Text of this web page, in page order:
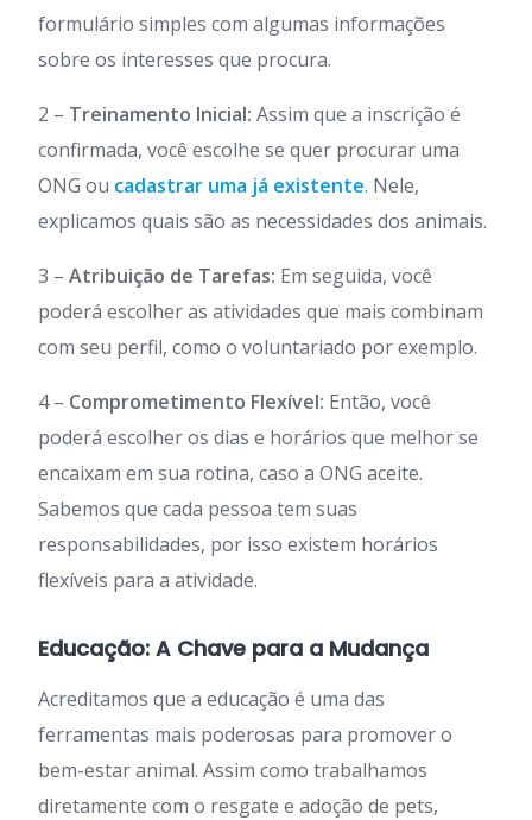
formulário simples com algumas informações
sobre os interesses que procura.
2 – Treinamento Inicial: Assim que a inscrição é
confirmada, você escolhe se quer procurar uma
ONG ou cadastrar uma já existente. Nele,
explicamos quais são as necessidades dos animais.
3 – Atribuição de Tarefas: Em seguida, você
poderá escolher as atividades que mais combinam
com seu perfil, como o voluntariado por exemplo.
4 – Comprometimento Flexível: Então, você
poderá escolher os dias e horários que melhor se
encaixam em sua rotina, caso a ONG aceite.
Sabemos que cada pessoa tem suas
responsabilidades, por isso existem horários
flexíveis para a atividade.
Educação: A Chave para a Mudança
Acreditamos que a educação é uma das
ferramentas mais poderosas para promover o
bem-estar animal. Assim como trabalhamos
diretamente com o resgate e adoção de pets,